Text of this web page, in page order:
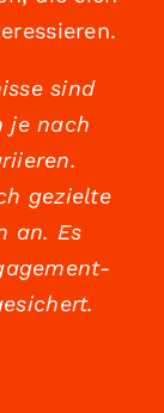
sind
je nach
gezielte
an. Es